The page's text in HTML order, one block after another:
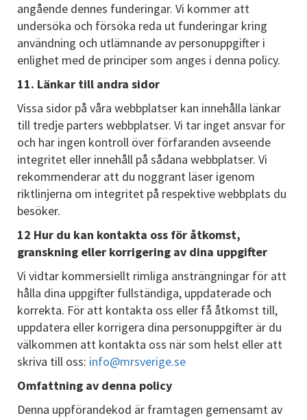
angående dennes funderingar. Vi kommer att
undersöka och försöka reda ut funderingar kring
användning och utlämnande av personuppgifter i
enlighet med de principer som anges i denna policy.
11. Länkar till andra sidor
Vissa sidor på våra webbplatser kan innehålla länkar
till tredje parters webbplatser. Vi tar inget ansvar för
och har ingen kontroll över förfaranden avseende
integritet eller innehåll på sådana webbplatser. Vi
rekommenderar att du noggrant läser igenom
riktlinjerna om integritet på respektive webbplats du
besöker.
12 Hur du kan kontakta oss för åtkomst,
granskning eller korrigering av dina uppgifter
Vi vidtar kommersiellt rimliga ansträngningar för att
hålla dina uppgifter fullständiga, uppdaterade och
korrekta. För att kontakta oss eller få åtkomst till,
uppdatera eller korrigera dina personuppgifter är du
välkommen att kontakta oss när som helst eller att
skriva till oss: info@mrsverige.se
Omfattning av denna policy
Denna uppförandekod är framtagen gemensamt av